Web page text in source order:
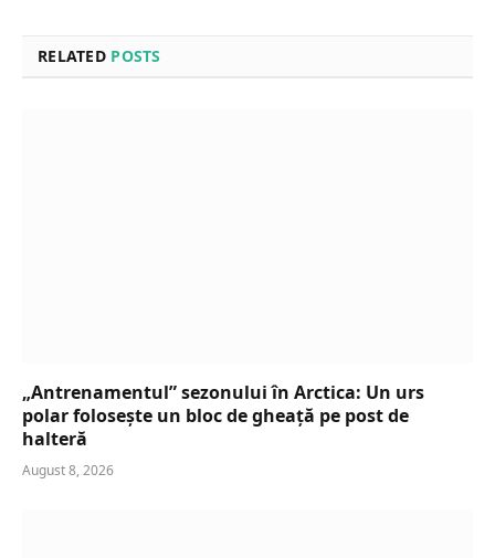
RELATED POSTS
„Antrenamentul” sezonului în Arctica: Un urs
polar folosește un bloc de gheață pe post de
halteră
August 8, 2026